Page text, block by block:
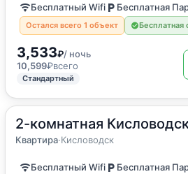
Бесплатный Wifi Бесплатная
Остался всего 1 объект Бесплатная
3,533₽/ ночь
10,599₽всего
Стандартный
2-комнатная
Квартира·Кисловодск
47м2·до 6 гостей
Квартира
Бесплатный Wifi Бесплатная